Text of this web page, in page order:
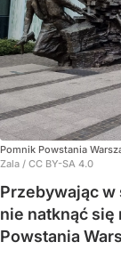
Pomnik Powstania
Zala / CC BY-SA 4.0
Przebywając
nie natknąć się
Powstania